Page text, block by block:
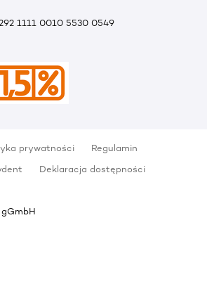
1111 0010 5530 0549
prywatności
Regulamin
Deklaracja dostępności